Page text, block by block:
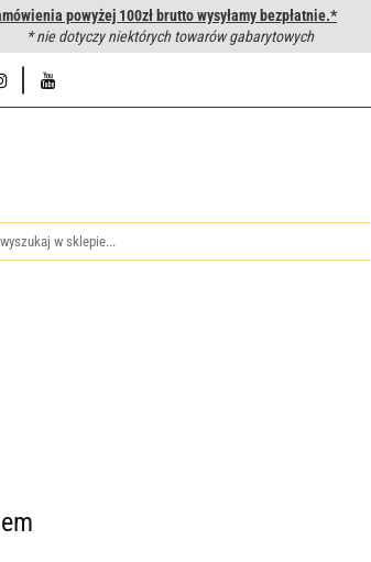
powyżej 100zł brutto wysyłamy bezpłatnie.*
* nie dotyczy niektórych towarów gabarytowych
Hurtownia Napisz do nas